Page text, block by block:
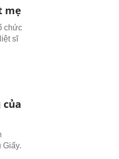
mẹ
chức
sĩ